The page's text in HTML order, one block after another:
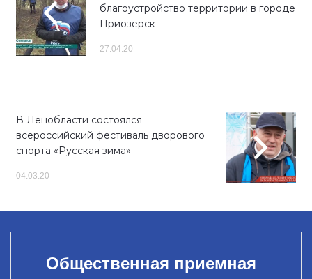
благоустройство территории в городе
Приозерск
27.04.20
В Ленобласти состоялся
всероссийский фестиваль дворового
спорта «Русская зима»
04.03.20
Общественная приемная